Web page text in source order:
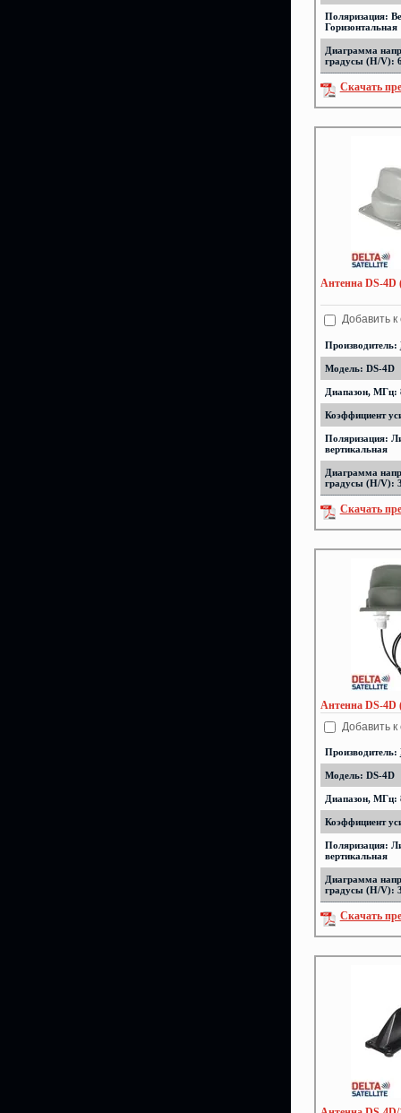
Поляризация:
Горизонтальная
Диаграмма
градусы (H/V):
Скачать
Антенна DS-4D
Добавить
Производитель:
Модель: DS-4D
Диапазон, МГц:
Коэффициент
Поляризация:
вертикальная
Диаграмма
градусы (H/V):
Скачать
Антенна DS-4D
Добавить
Производитель:
Модель: DS-4D
Диапазон, МГц:
Коэффициент
Поляризация:
вертикальная
Диаграмма
градусы (H/V):
Скачать